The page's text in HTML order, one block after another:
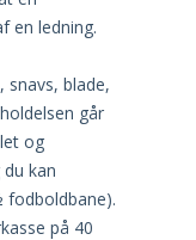
en ledning.
snavs, blade,
går
og
kan
fodboldbane).
på 40